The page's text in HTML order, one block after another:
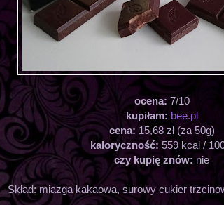
ocena: 7/10
kupiłam: bee.pl
cena: 15,68 zł (za 50g)
kaloryczność: 559 kcal /
czy kupię znów: nie
Skład: miazga kakaowa, surowy cukier